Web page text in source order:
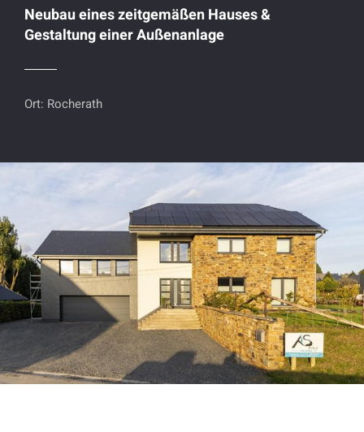
Neubau eines zeitgemäßen Hauses &
Gestaltung einer Außenanlage
Ort: Rocherath